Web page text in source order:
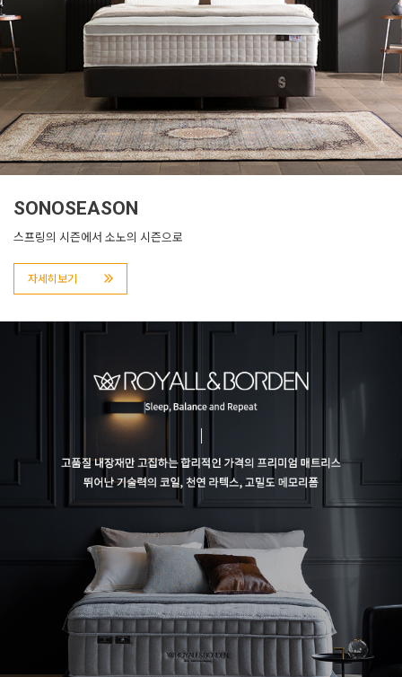
SONOSEASON
스프링의 시즌에서 소노의 시즌으로
자세히보기